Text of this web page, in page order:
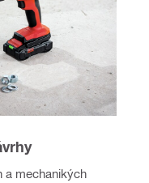
a mechanikých